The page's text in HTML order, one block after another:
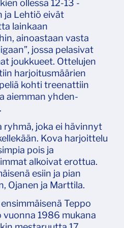
ollessa 12-13 -
ja Lehtiö eivät
lainkaan
ainoastaan vasta
jossa pelasivat
joukkueet. Ottelujen
harjoitusmäärien
kohti treenattiin
aiemman yhden-
ryhmä, joka ei hävinnyt
Kova harjoittelu
pois ja
alkoivat erottua.
esiin ja pian
Ojanen ja Marttila.
Teppo
vuonna 1986 mukana